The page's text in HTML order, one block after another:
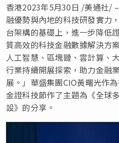
香港2023年5月30日 /美通社/
融優勢與內地的科技研發實力
台架構的基礎上，進一步降低
質高效的科技金融數據解決方
人工智慧、區塊鏈、雲計算、
行業持續開展探索，助力金融
展。」華盛集團CIO黃曙光作
金證科技節作了主題為《全球
設》的分享。